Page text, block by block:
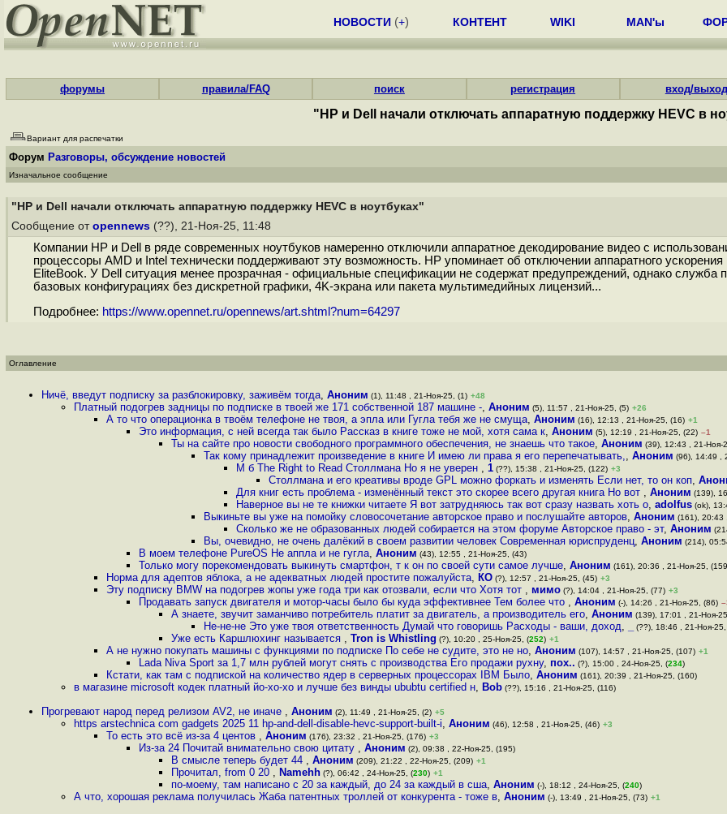
НОВОСТИ (+) КОНТЕНТ WIKI MAN'ы
форумы правила/FAQ поиск регистрация вход/выход
"HP и Dell начали отключать аппаратную поддержку HEVC в
Вариант для распечатки
Форум Разговоры, обсуждение новостей
Изначальное сообщение
"HP и Dell начали отключать аппаратную поддержку HEVC в ноутбуках"
Сообщение от opennews (??), 21-Ноя-25, 11:48
Компании HP и Dell в ряде современных ноутбуков намеренно отключили аппаратное декодирование видео с
процессоры AMD и Intel технически поддерживают эту возможность. HP упоминает об отключении аппаратного
EliteBook. У Dell ситуация менее прозрачная - официальные спецификации не содержат предупреждений, однако служба
базовых конфигурациях без дискретной графики, 4K-экрана или пакета мультимедийных лицензий...
Подробнее: https://www.opennet.ru/opennews/art.shtml?num=64297
Оглавление
Ничё, введут подписку за разблокировку, заживём тогда, Аноним (1), 11:48 , 21-Ноя-25, (1) +48
Платный подогрев задницы по подписке в твоей же 171 собственной 187 машине -, Аноним (5), 11:57 , 21-Ноя-25, (5) +26
А то что операционка в твоём телефоне не твоя, а эпла или Гугла тебя же не смуща, Аноним (16), 12:13 , 21-Ноя-25, (16) +1
Это информация, с ней всегда так было Рассказ в книге тоже не мой, хотя сама к, Аноним (5), 12:19 , 21-Ноя-25, (22) –1
Ты на сайте про новости свободного программного обеспечения, не знаешь что такое, Аноним (39), 12:43 , 21-Ноя-
Так кому принадлежит произведение в книге И имею ли права я его перепечатывать,, Аноним (96), 14:49 ,
М б The Right to Read Столлмана Но я не уверен , 1 (??), 15:38 , 21-Ноя-25, (122) +3
Столлмана и его креативы вроде GPL можно форкать и изменять Если нет, то он коп,
Для книг есть проблема - изменённый текст это скорее всего другая книга Но вот , Аноним (139),
Наверное вы не те книжки читаете Я вот затрудняюсь так вот сразу назвать хоть о, adolfus (ok),
Выкиньте вы уже на помойку словосочетание авторское право и послушайте авторов, Аноним (161), 20:43
Сколько же не образованных людей собирается на этом форуме Авторское право - эт, Аноним
Вы, очевидно, не очень далёкий в своем развитии человек Современная юриспруденц, Аноним (214),
В моем телефоне PureOS Не аппла и не гугла, Аноним (43), 12:55 , 21-Ноя-25, (43)
Только могу порекомендовать выкинуть смартфон, т к он по своей сути самое лучше, Аноним (161), 20:36 , 21-Ноя-25,
Норма для адептов яблока, а не адекватных людей простите пожалуйста, КО (?), 12:57 , 21-Ноя-25, (45) +3
Эту подписку BMW на подогрев жопы уже года три как отозвали, если что Хотя тот , мимо (?), 14:04 , 21-Ноя-25, (77) +3
Продавать запуск двигателя и мотор-часы было бы куда эффективнее Тем более что , Аноним (-), 14:26 , 21-Ноя-25, (86)
А знаете, звучит заманчиво потребитель платит за двигатель, а производитель его, Аноним (139), 17:01 , 21-Ноя-
Не-не-не Это уже твоя ответственность Думай что говоришь Расходы - ваши, доход, (??), 18:46 , 21-Ноя-
Уже есть Каршлюхинг называется , Tron is Whistling (?), 10:20 , 25-Ноя-25, (252) +1
А не нужно покупать машины с функциями по подписке По себе не судите, это не но, Аноним (107), 14:57 , 21-Ноя-25, (107) +1
Lada Niva Sport за 1,7 млн рублей могут снять с производства Его продажи рухну, пох.. (?), 15:00 , 24-Ноя-25, (234)
Кстати, как там с подпиской на количество ядер в серверных процессорах IBM Было, Аноним (161), 20:39 , 21-Ноя-25, (160)
в магазине microsoft кодек платный йо-хо-хо и лучше без винды ububtu certified н, Bob (??), 15:16 , 21-Ноя-25, (116)
Прогревают народ перед релизом AV2, не иначе , Аноним (2), 11:49 , 21-Ноя-25, (2) +5
https arstechnica com gadgets 2025 11 hp-and-dell-disable-hevc-support-built-i, Аноним (46), 12:58 , 21-Ноя-25, (46) +3
То есть это всё из-за 4 центов , Аноним (176), 23:32 , 21-Ноя-25, (176) +3
Из-за 24 Почитай внимательно свою цитату , Аноним (2), 09:38 , 22-Ноя-25, (195)
В смысле теперь будет 44 , Аноним (209), 21:22 , 22-Ноя-25, (209) +1
Прочитал, from 0 20 , Namehh (?), 06:42 , 24-Ноя-25, (230) +1
по-моему, там написано с 20 за каждый, до 24 за каждый в сша, Аноним (-), 18:12 , 24-Ноя-25, (240)
А что, хорошая реклама получилась Жаба патентных троллей от конкурента - тоже в, Аноним (-), 13:49 , 21-Ноя-25, (73) +1